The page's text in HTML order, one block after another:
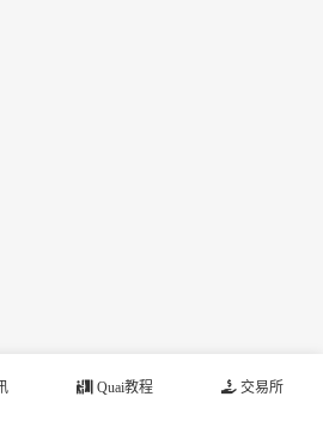
Quai教程 交易所